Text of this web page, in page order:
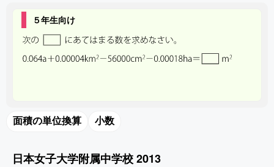
５年生向け
面積の単位換算 小数
日本女子大学附属中学校 2013